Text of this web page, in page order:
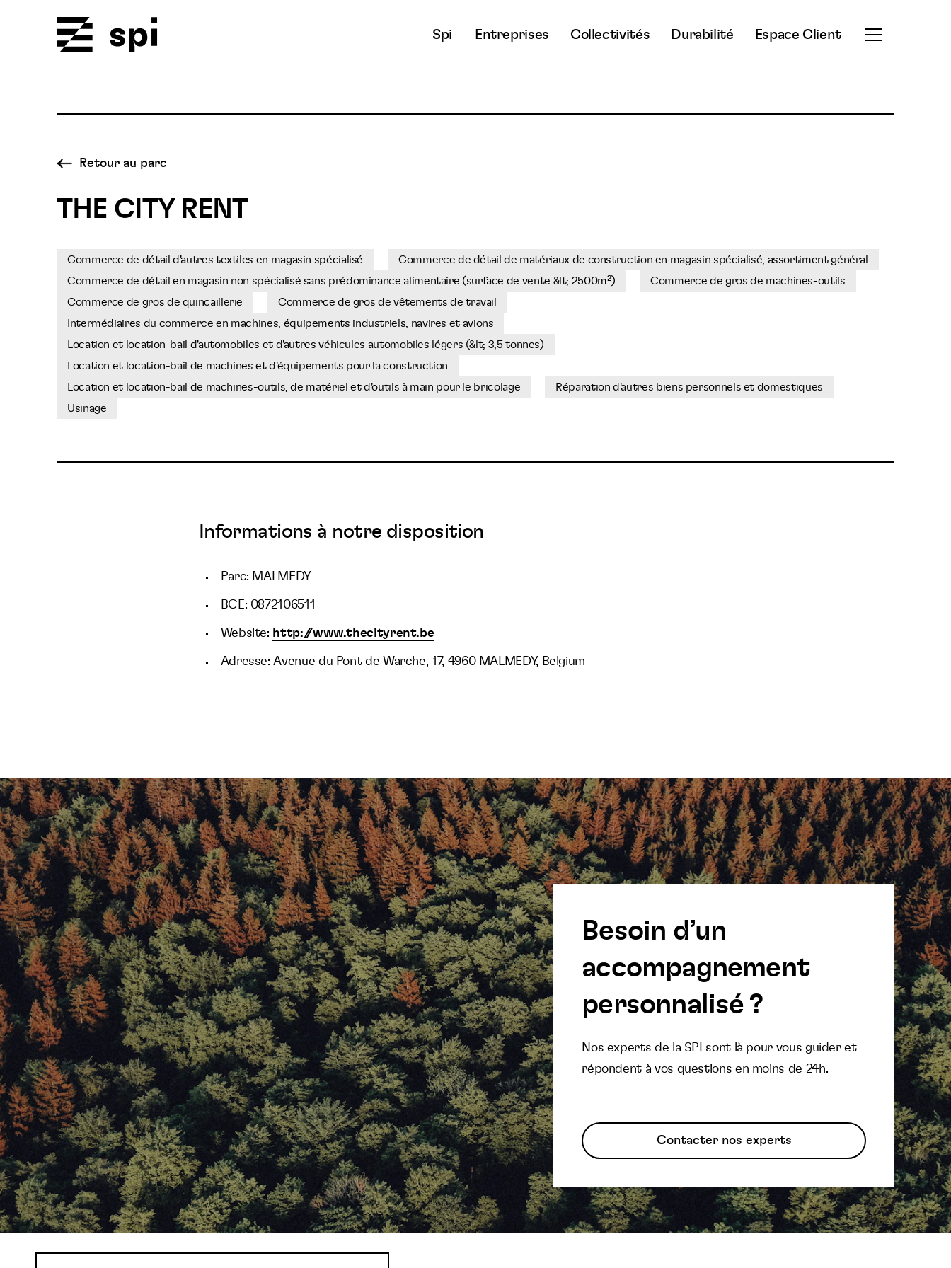
Spi Entreprises Collectivités Durabilité Espace Client
Ouvrir
Retour au parc
THE CITY RENT
Commerce de détail d'autres textiles en magasin spécialisé
Commerce de détail de matériaux de construction en magasin spécialisé, assortiment général
Commerce de détail en magasin non spécialisé sans prédominance alimentaire (surface de vente &lt; 2500m²)
Commerce de gros de machines-outils
Commerce de gros de quincaillerie
Commerce de gros de vêtements de travail
Intermédiaires du commerce en machines, équipements industriels, navires et avions
Location et location-bail d'automobiles et d'autres véhicules automobiles légers (&lt; 3,5 tonnes)
Location et location-bail de machines et d'équipements pour la construction
Location et location-bail de machines-outils, de matériel et d'outils à main pour le bricolage
Réparation d'autres biens personnels et domestiques
Usinage
Informations à notre disposition
Parc: MALMEDY
BCE: 0872106511
Website: http://www.thecityrent.be
Adresse: Avenue du Pont de Warche, 17, 4960 MALMEDY, Belgium
Besoin d’un
accompagnement
personnalisé ?
Nos experts de la SPI sont là pour vous guider et
répondent à vos questions en moins de 24h.
Contacter nos experts